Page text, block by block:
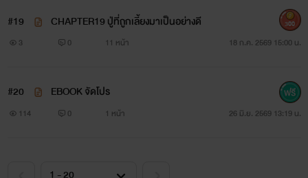
#19 CHAPTER19 ปู่ที่ถูกเลี้ยงมาเป็นอย่างดี
3 0 11 หน้า 18 ก.ค. 2569 15:00 น.
300
#20 EBOOK จัดโปร
114 0 1 หน้า 26 มิ.ย. 2569 13:19 น.